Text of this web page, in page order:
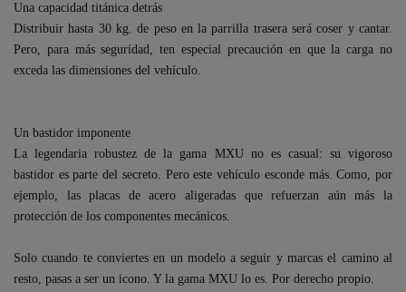
Una capacidad titánica detrás
Distribuir hasta 30 kg. de peso en la parrilla trasera será coser y cantar.
Pero, para más seguridad, ten especial precaución en que la carga no
exceda las dimensiones del vehículo.
Un bastidor imponente
La legendaria robustez de la gama MXU no es casual: su vigoroso
bastidor es parte del secreto. Pero este vehículo esconde más. Como, por
ejemplo, las placas de acero aligeradas que refuerzan aún más la
protección de los componentes mecánicos.
Solo cuando te conviertes en un modelo a seguir y marcas el camino al
resto, pasas a ser un icono. Y la gama MXU lo es. Por derecho propio.